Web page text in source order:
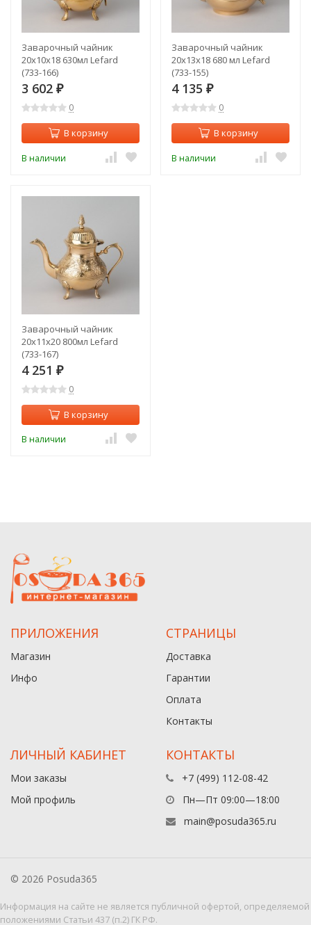
Заварочный чайник
20x10x18 630мл Lefard
(733-166)
3 602 ₽
0
В корзину
В наличии
Заварочный чайник
20x13x18 680 мл Lefard
(733-155)
4 135 ₽
0
В корзину
В наличии
Заварочный чайник
20x11x20 800мл Lefard
(733-167)
4 251 ₽
0
В корзину
В наличии
ПРИЛОЖЕНИЯ
Магазин
Инфо
СТРАНИЦЫ
Доставка
Гарантии
Оплата
Контакты
ЛИЧНЫЙ КАБИНЕТ
Мои заказы
Мой профиль
КОНТАКТЫ
+7 (499) 112-08-42
Пн—Пт 09:00—18:00
main@posuda365.ru
© 2026 Posuda365
Информация на сайте не является публичной офертой, определяемой
положениями Статьи 437 (п.2) ГК РФ.